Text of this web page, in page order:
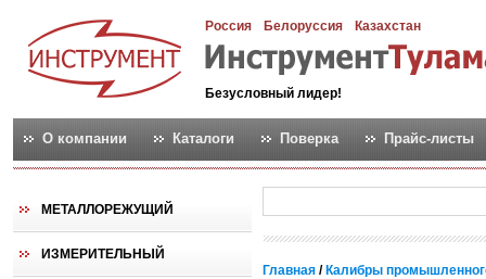
Россия Белоруссия Казахстан
Безусловный лидер!
О компании Каталоги Поверка Прайс-листы
МЕТАЛЛОРЕЖУЩИЙ
ИЗМЕРИТЕЛЬНЫЙ
Главная / Калибры